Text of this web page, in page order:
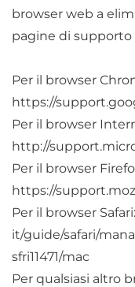
browser web a
pagine di
Per il browser
https://
Per il browser
http://
Per il browser
https://
Per il browser
it/guide/safari/
sfri11471/mac
Per qualsiasi altro